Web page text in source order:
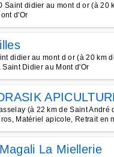
Saint didier au mont d or (à 20
d'Or
didier au mont d or (à 20 km
Didier au Mont d'Or
(à 22 km de Saint André
Matériel apicole, Retrait en
La Miellerie